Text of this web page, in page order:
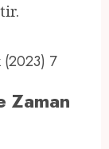
(2023) 7
Zaman